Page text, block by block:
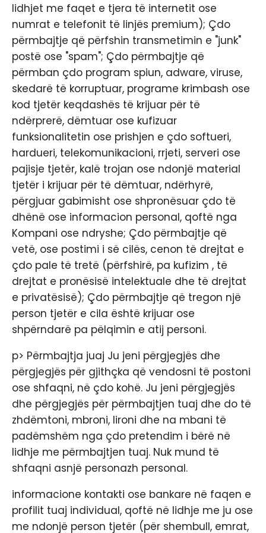
lidhjet me faqet e tjera të internetit ose
numrat e telefonit të linjës premium); Çdo
përmbajtje që përfshin transmetimin e "junk"
postë ose "spam"; Çdo përmbajtje që
përmban çdo program spiun, adware, viruse,
skedarë të korruptuar, programe krimbash ose
kod tjetër keqdashës të krijuar për të
ndërprerë, dëmtuar ose kufizuar
funksionalitetin ose prishjen e çdo softueri,
hardueri, telekomunikacioni, rrjeti, serveri ose
pajisje tjetër, kalë trojan ose ndonjë material
tjetër i krijuar për të dëmtuar, ndërhyrë,
përgjuar gabimisht ose shpronësuar çdo të
dhënë ose informacion personal, qoftë nga
Kompani ose ndryshe; Çdo përmbajtje që
vetë, ose postimi i së cilës, cenon të drejtat e
çdo pale të tretë (përfshirë, pa kufizim , të
drejtat e pronësisë intelektuale dhe të drejtat
e privatësisë); Çdo përmbajtje që tregon një
person tjetër e cila është krijuar ose
shpërndarë pa pëlqimin e atij personi.
p> Përmbajtja juaj Ju jeni përgjegjës dhe
përgjegjës për gjithçka që vendosni të postoni
ose shfaqni, në çdo kohë. Ju jeni përgjegjës
dhe përgjegjës për përmbajtjen tuaj dhe do të
zhdëmtoni, mbroni, lironi dhe na mbani të
padëmshëm nga çdo pretendim i bërë në
lidhje me përmbajtjen tuaj. Nuk mund të
shfaqni asnjë personazh personal.
informacione kontakti ose bankare në faqen e
profilit tuaj individual, qoftë në lidhje me ju ose
me ndonjë person tjetër (për shembull, emrat,